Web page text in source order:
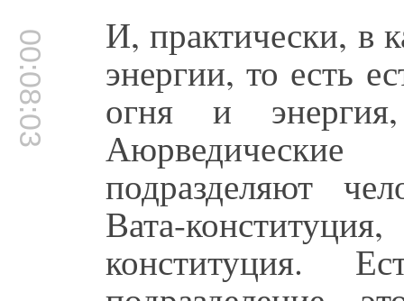
00:08:03 И, практически, в
энергии, то есть
огня и
подразделяют
Вата-
конституция.